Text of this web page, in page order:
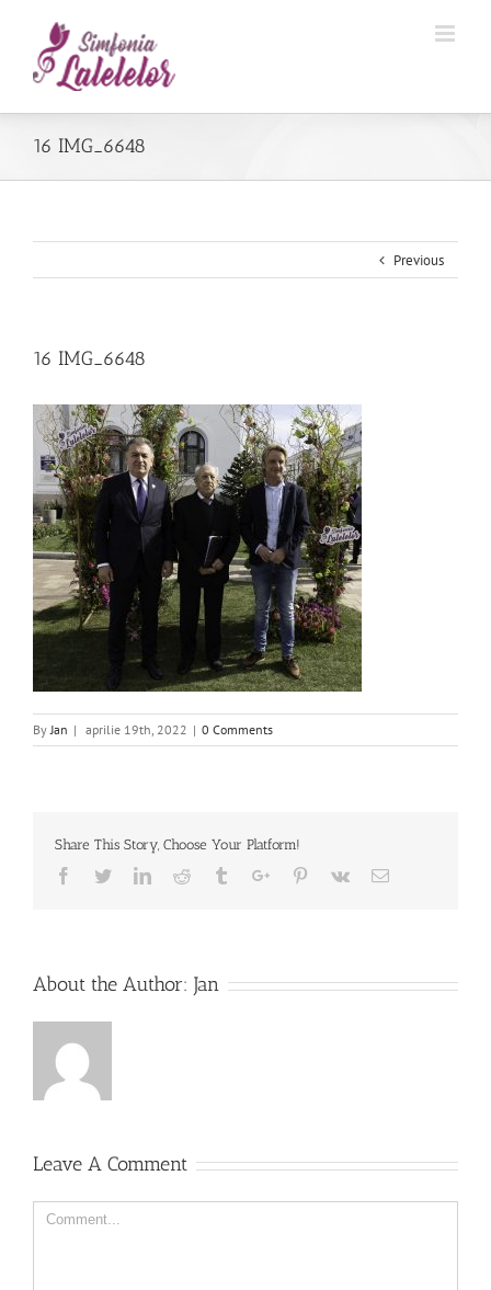
16 IMG_6648
Previous
16 IMG_6648
ByJan | aprilie 19th, 2022 | 0 Comments
Share This Story, Choose Your Platform!
Facebook
TwitterLinkedinReddit TumblrGoogle+Pinterest
Vk Email
About the Author: Jan
Leave A Comment
Comment